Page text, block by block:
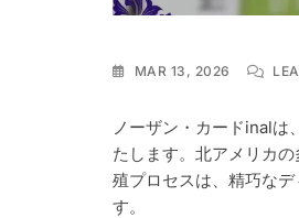
MAR 13, 2026
ノーザン・カードinalは
たします。北アメリカ
殖プロセスは、精巧な
す。